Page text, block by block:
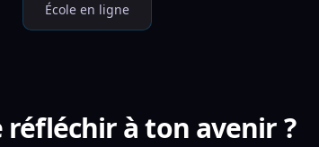
École en ligne
réfléchir à ton avenir ?